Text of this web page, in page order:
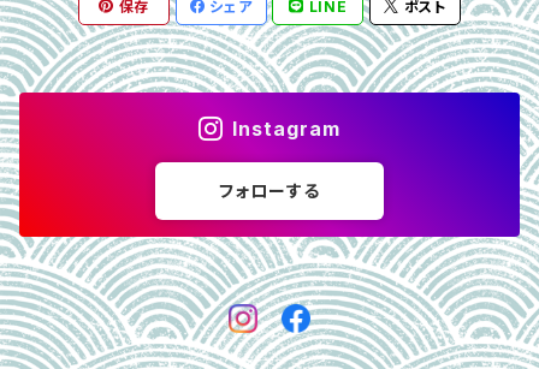
保存 シェア LINE ポスト
Instagram
フォローする